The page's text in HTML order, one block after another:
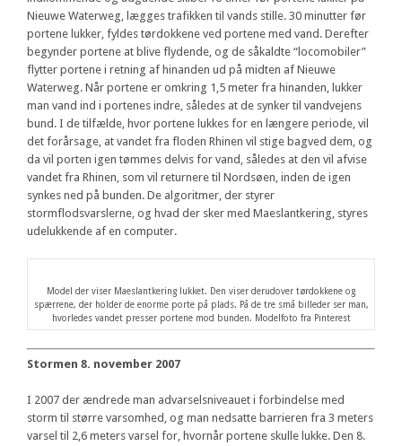
Nieuwe Waterweg, lægges trafikken til vands stille. 30 minutter før
portene lukker, fyldes tørdokkene ved portene med vand. Derefter
begynder portene at blive flydende, og de såkaldte “locomobiler”
flytter portene i retning af hinanden ud på midten af Nieuwe
Waterweg. Når portene er omkring 1,5 meter fra hinanden, lukker
man vand ind i portenes indre, således at de synker til vandvejens
bund. I de tilfælde, hvor portene lukkes for en længere periode, vil
det forårsage, at vandet fra floden Rhinen vil stige bagved dem, og
da vil porten igen tømmes delvis for vand, således at den vil afvise
vandet fra Rhinen, som vil returnere til Nordsøen, inden de igen
synkes ned på bunden. De algoritmer, der styrer
stormflodsvarslerne, og hvad der sker med Maeslantkering, styres
udelukkende af en computer.
Model der viser Maeslantkering lukket. Den viser derudover tørdokkene og
spærrene, der holder de enorme porte på plads. På de tre små billeder ser man,
hvorledes vandet presser portene mod bunden. Modelfoto fra Pinterest
Stormen 8. november 2007
I 2007 der ændrede man advarselsniveauet i forbindelse med
storm til større varsomhed, og man nedsatte barrieren fra 3 meters
varsel til 2,6 meters varsel for, hvornår portene skulle lukke. Den 8.